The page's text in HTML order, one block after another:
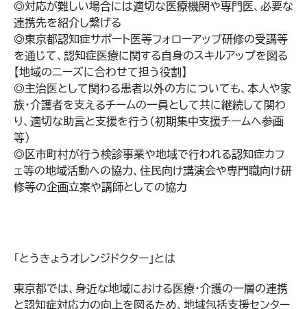
◎対応が難しい場合には適切な医療機関や専門医、必要な
連携先を紹介し繋げる
◎東京都認知症サポート医等フォローアップ研修の受講等
を通じて、認知症医療に関する自身のスキルアップを図る
【地域のニーズに合わせて担う役割】
◎主治医として関わる患者以外の方についても、本人や家
族・介護者を支えるチームの一員として共に継続して関わ
り、適切な助言と支援を行う（初期集中支援チームへ参画
等）
◎区市町村が行う検診事業や地域で行われる認知症カフ
ェ等の地域活動への協力、住民向け講演会や専門職向け研
修等の企画立案や講師としての協力
「とうきょうオレンジドクター」とは
東京都では、身近な地域における医療・介護の一層の連携
と認知症対応力の向上を図るため、地域包括支援センター